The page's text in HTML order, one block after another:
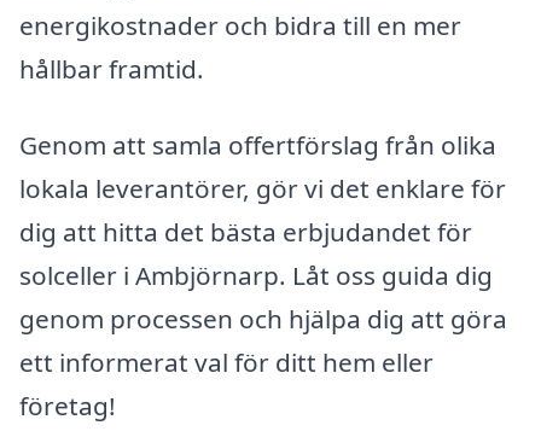
energikostnader och bidra till en mer
hållbar framtid.
Genom att samla offertförslag från olika
lokala leverantörer, gör vi det enklare för
dig att hitta det bästa erbjudandet för
solceller i Ambjörnarp. Låt oss guida dig
genom processen och hjälpa dig att göra
ett informerat val för ditt hem eller
företag!